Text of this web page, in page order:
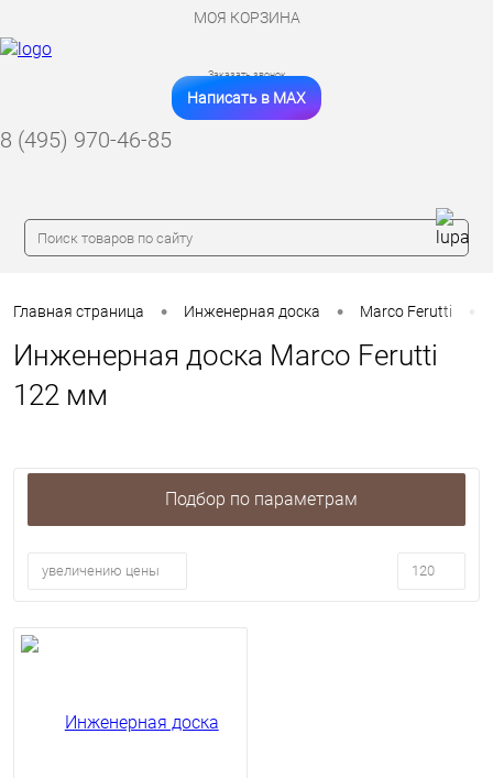
МОЯ КОРЗИНА
Заказать звонок
Написать в MAX
8 (495) 970-46-85
Главная страница • Инженерная доска • Marco Ferutti
Инженерная доска Marco Ferutti
122 мм
Подбор по параметрам
увеличению цены 120